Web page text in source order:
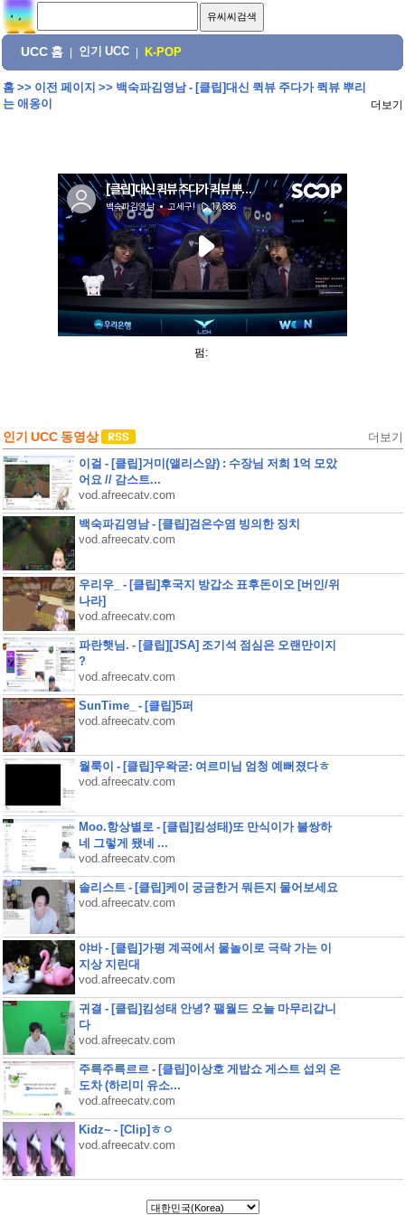
UCC 홈 인기 UCC K-POP
홈>> 이전 페이지 >> 백숙파김영남 - [클립]대신 퀵뷰 주다가 퀵뷰 뿌리
는 애옹이
더보기
펌:
인기 UCC 동영상 더보기
이걸 - [클립]거미(앨리스얌) : 수장님 저희 1억 모았
어요 // 감스트...
vod.afreecatv.com
백숙파김영남 - [클립]검은수염 빙의한 징치
vod.afreecatv.com
우리우_ - [클립]후국지 방갑소 표후돈이오 [버인/위
나라]
vod.afreecatv.com
파란햇님. - [클립][JSA] 조기석 점심은 오랜만이지
?
vod.afreecatv.com
SunTime_ - [클립]5퍼
vod.afreecatv.com
월룩이 - [클립]우왁굳: 여르미님 엄청 예뻐졌다ㅎ
vod.afreecatv.com
Moo.항상별로 - [클립]킴성태)또 만식이가 불쌍하
네 그렇게 됐네 ...
vod.afreecatv.com
솔리스트 - [클립]케이 궁금한거 뭐든지 물어보세요
vod.afreecatv.com
야바 - [클립]가평 계곡에서 물놀이로 극락 가는 이
지상 지린대
vod.afreecatv.com
귀결 - [클립]킴성태 안녕? 팰월드 오늘 마무리갑니
다
vod.afreecatv.com
주륵주륵르르 - [클립]이상호 게밥쇼 게스트 섭외 온
도차 (하리미 유소...
vod.afreecatv.com
Kidz~ - [Clip]ㅎㅇ
vod.afreecatv.com